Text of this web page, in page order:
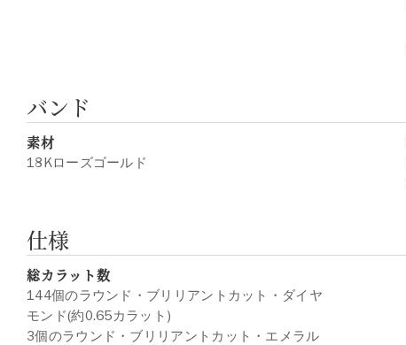
バンド
素材
18Kローズゴールド
仕様
総カラット数
144個のラウンド・ブリリアントカット・ダイヤ
モンド(約0.65カラット)
3個のラウンド・ブリリアントカット・エメラル